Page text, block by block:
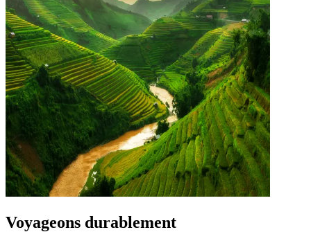
Voyageons durablement